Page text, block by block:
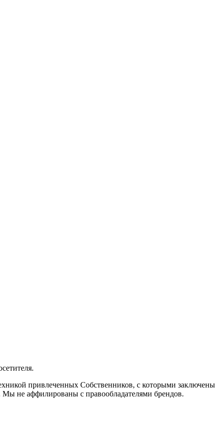
привлеченных Собственников, с которыми заключены
Мы не аффилированы с правообладателями брендов.